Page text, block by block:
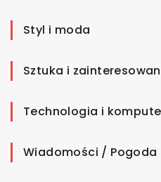
Styl i moda
Sztuka i
Technologia i
Wiadomości /